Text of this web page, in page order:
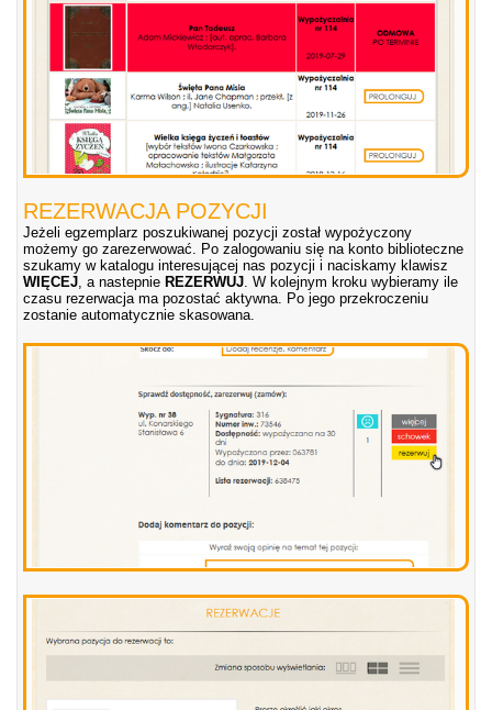
REZERWACJA POZYCJI
Jeżeli egzemplarz poszukiwanej pozycji został wypożyczony
możemy go zarezerwować. Po zalogowaniu się na konto biblioteczne
szukamy w katalogu interesującej nas pozycji i naciskamy klawisz
WIĘCEJ, a nastepnie REZERWUJ. W kolejnym kroku wybieramy ile
czasu rezerwacja ma pozostać aktywna. Po jego przekroczeniu
zostanie automatycznie skasowana.